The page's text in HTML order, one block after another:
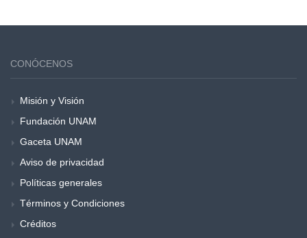
CONÓCENOS
Misión y Visión
Fundación UNAM
Gaceta UNAM
Aviso de privacidad
Políticas generales
Términos y Condiciones
Créditos